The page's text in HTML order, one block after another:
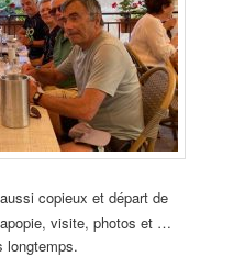
copieux et départ de
visite, photos et …
longtemps.